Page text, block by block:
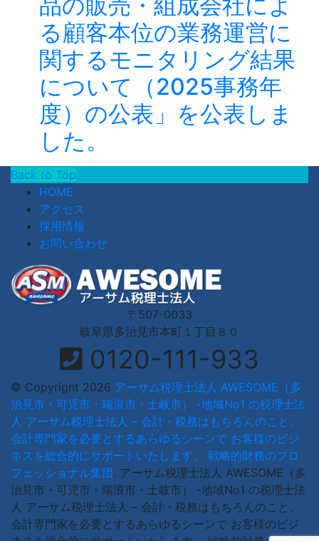
品の販売・組成会社によ
る顧客本位の業務運営に
関するモニタリング結果
について（2025事務年
度）の公表」を公表しま
した。
Back to Top
HOME
アクセス
採用情報
お問い合わせ
〒507-0033
岐阜県多治見市本町１丁目８０
0120-111-933
© Copyright 2026 アーサム税理士法人 AWESOME（多
治見市・可児市・瑞浪市・土岐市） -地域No1 の税理士法
人 アーサム税理士法人 – 会計・税務はもちろんのこと、
会計専門家を必要とするあらゆるシーンで お客様のビジ
ネスを総合的にサポートいたします。 戦略的財務のプロ
フェッショナル集団. アーサム税理士法人 AWESOME（多
治見市・可児市・瑞浪市・土岐市） -地域No1 の税理士法
人 アーサム税理士法人 – 会計・税務はもちろんのこと、
会計専門家を必要とするあらゆるシーンで お客様のビジ